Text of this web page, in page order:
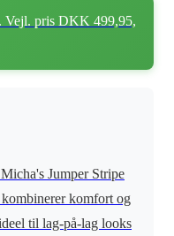
Vejl. pris DKK 499,95,
Jumper Stripe
komfort og
til lag-på-lag looks